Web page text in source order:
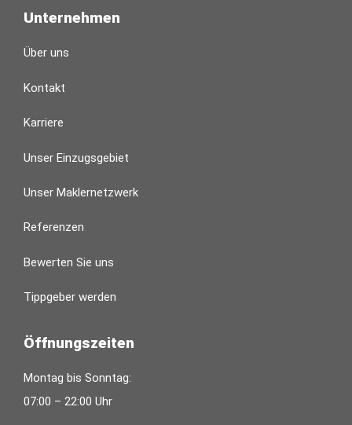
Unternehmen
Über uns
Kontakt
Karriere
Unser Einzugsgebiet
Unser Maklernetzwerk
Referenzen
Bewerten Sie uns
Tippgeber werden
Öffnungszeiten
Montag bis Sonntag:
07:00 – 22:00 Uhr